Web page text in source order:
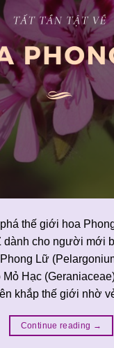
thế giới hoa
dành cho người mới
Lữ
Hạc
khắp thế giới nhờ
Continue reading →